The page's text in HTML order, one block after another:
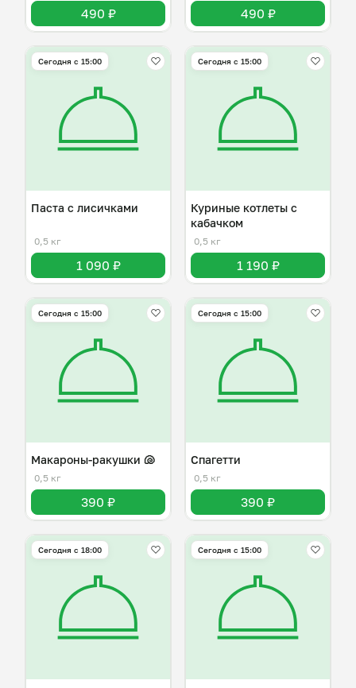
490 ₽ 490 ₽
Сегодня с 15:00
Паста с лисичками
0,5 кг
1 090 ₽
Сегодня с 15:00
Куриные котлеты с
кабачком
0,5 кг
1 190 ₽
Сегодня с 15:00
Макароны-ракушки 🐚
0,5 кг
390 ₽
Сегодня с 15:00
Спагетти
0,5 кг
390 ₽
Сегодня с 18:00 Сегодня с 15:00